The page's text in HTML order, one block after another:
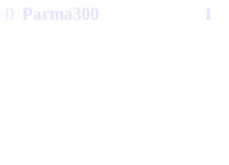
0 Parma300 1